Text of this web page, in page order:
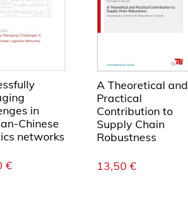
in
Chinese
networks
€
A Theoretical and
Practical
Contribution to
Supply Chain
Robustness
13,50 €